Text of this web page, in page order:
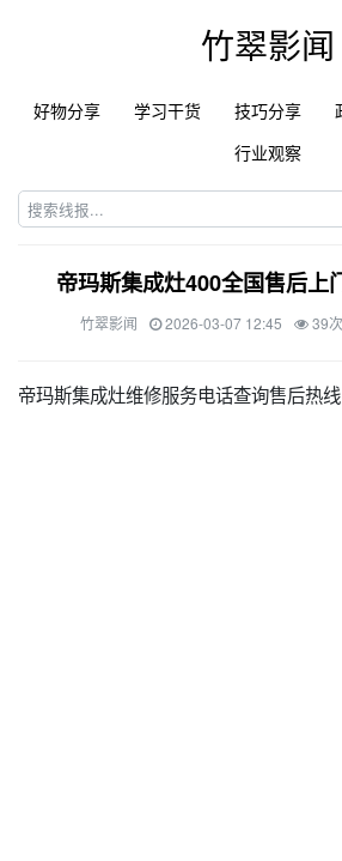
竹翠影闻
好物分享 学习干货 技巧分享
行业观察
帝玛斯集成灶400全国售后上
竹翠影闻 2026-03-07 12:45 39
帝玛斯集成灶维修服务电话查询售后热线